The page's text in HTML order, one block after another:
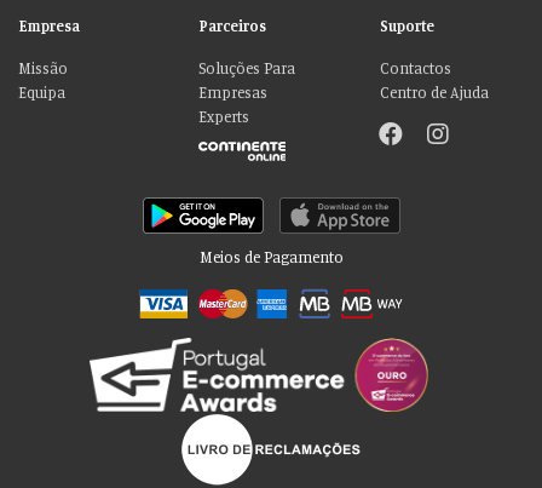
Empresa
Missão
Equipa
Parceiros
Soluções Para
Empresas
Experts
Suporte
Contactos
Centro de Ajuda
Meios de Pagamento
Por favor aceite as nossas deliciosas